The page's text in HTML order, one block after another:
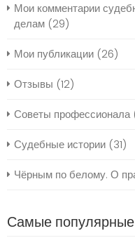
Мои комментарии
делам (29)
Мои публикации (26)
Отзывы (12)
Советы профессионала
Судебные истории (31)
Чёрным по белому. О
Самые популярные